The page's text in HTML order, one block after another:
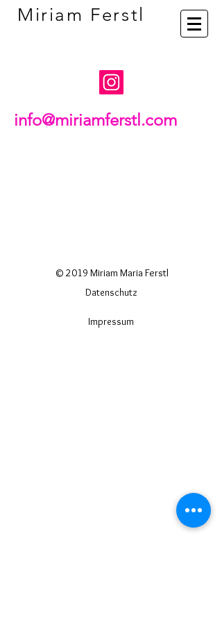
Miriam Ferstl
info@miriamferstl.com
© 2019 Miriam Maria Ferstl
Datenschutz
Impressum